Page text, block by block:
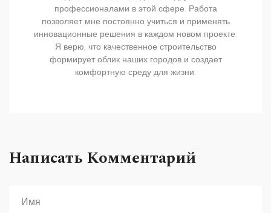
профессионалами в этой сфере. Работа
позволяет мне постоянно учиться и применять
инновационные решения в каждом новом проекте.
Я верю, что качественное строительство
формирует облик наших городов и создает
комфортную среду для жизни.
Написать Комментарий